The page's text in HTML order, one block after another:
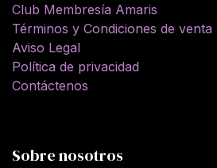
Club Membresía Amaris
Términos y Condiciones de venta
Aviso Legal
Política de privacidad
Contáctenos
Sobre nosotros